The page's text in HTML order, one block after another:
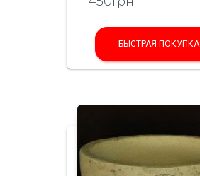
БЫСТРАЯ ПОКУПКА